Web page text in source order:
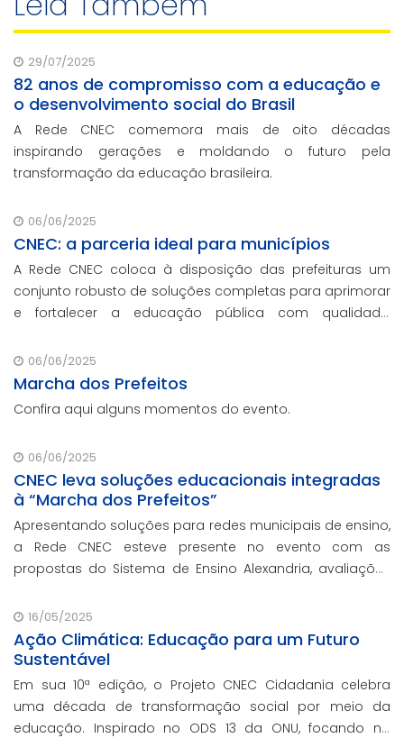
29/07/2025
82 anos de compromisso com a educação e
o desenvolvimento social do Brasil
A Rede CNEC comemora mais de oito décadas
inspirando gerações e moldando o futuro pela
transformação da educação brasileira.
06/06/2025
CNEC: a parceria ideal para municípios
A Rede CNEC coloca à disposição das prefeituras um
conjunto robusto de soluções completas para aprimorar
e fortalecer a educação pública com qualidade,
que não participaram da Marcha dos Prefeitos
06/06/2025
Marcha dos Prefeitos
Confira aqui alguns momentos do evento.
06/06/2025
CNEC leva soluções educacionais integradas
à “Marcha dos Prefeitos”
Apresentando soluções para redes municipais de ensino,
a Rede CNEC esteve presente no evento com as
propostas do Sistema de Ensino Alexandria, avaliações
escolar e parcerias com prefeituras durante e
16/05/2025
Ação Climática: Educação para um Futuro
Sustentável
Em sua 10ª edição, o Projeto CNEC Cidadania celebra
uma década de transformação social por meio da
educação. Inspirado no ODS 13 da ONU, focando no